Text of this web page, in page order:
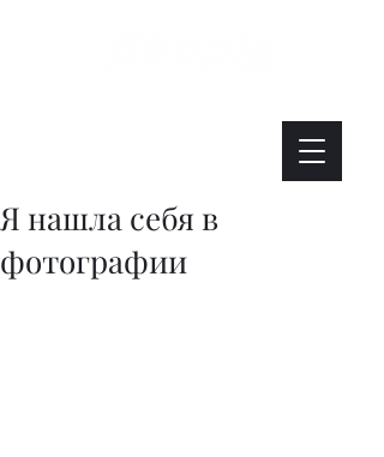
Я нашла себя в
фотографии